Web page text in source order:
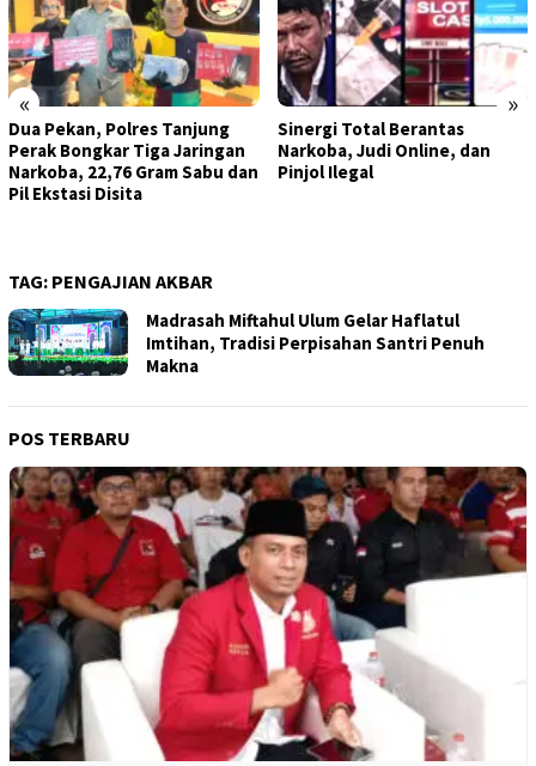
« »
Dua Pekan, Polres Tanjung
Perak Bongkar Tiga Jaringan
Narkoba, 22,76 Gram Sabu dan
Pil Ekstasi Disita
Sinergi Total Berantas
Narkoba, Judi Online, dan
Pinjol Ilegal
TAG: PENGAJIAN AKBAR
Madrasah Miftahul Ulum Gelar Haflatul
Imtihan, Tradisi Perpisahan Santri Penuh
Makna
POS TERBARU